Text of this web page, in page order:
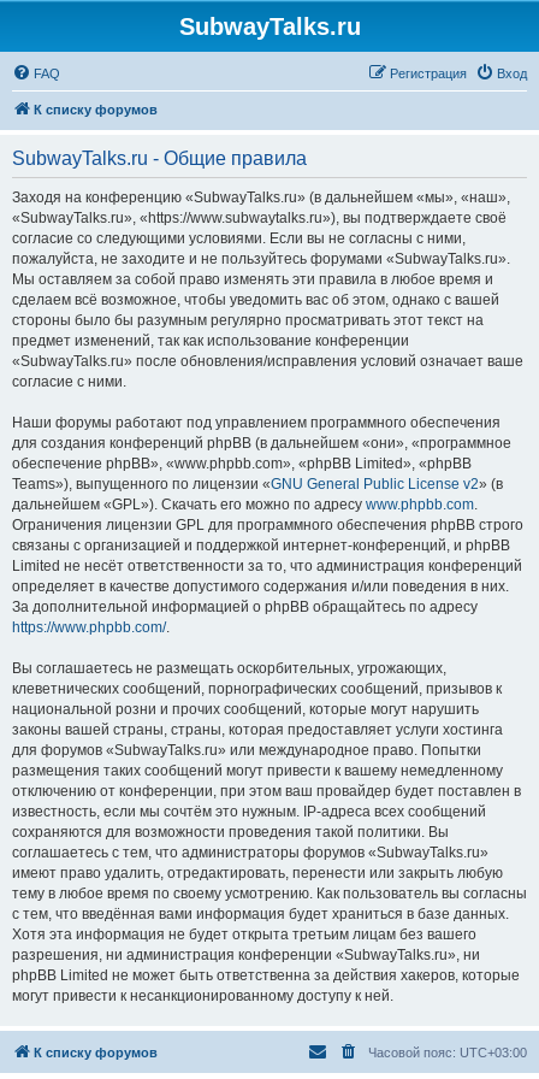
SubwayTalks.ru
FAQ Вход
Регистрация
К списку форумов
SubwayTalks.ru - Общие правила
Заходя на конференцию «SubwayTalks.ru» (в дальнейшем «мы», «наш»,
«SubwayTalks.ru», «https://www.subwaytalks.ru»), вы подтверждаете своё
согласие со следующими условиями. Если вы не согласны с ними,
пожалуйста, не заходите и не пользуйтесь форумами «SubwayTalks.ru».
Мы оставляем за собой право изменять эти правила в любое время и
сделаем всё возможное, чтобы уведомить вас об этом, однако с вашей
стороны было бы разумным регулярно просматривать этот текст на
предмет изменений, так как использование конференции
«SubwayTalks.ru» после обновления/исправления условий означает ваше
согласие с ними.
Наши форумы работают под управлением программного обеспечения
для создания конференций phpBB (в дальнейшем «они», «программное
обеспечение phpBB», «www.phpbb.com», «phpBB Limited», «phpBB
Teams»), выпущенного по лицензии «GNU General Public License v2» (в
дальнейшем «GPL»). Скачать его можно по адресу www.phpbb.com.
Ограничения лицензии GPL для программного обеспечения phpBB строго
связаны с организацией и поддержкой интернет-конференций, и phpBB
Limited не несёт ответственности за то, что администрация конференций
определяет в качестве допустимого содержания и/или поведения в них.
За дополнительной информацией о phpBB обращайтесь по адресу
https://www.phpbb.com/.
Вы соглашаетесь не размещать оскорбительных, угрожающих,
клеветнических сообщений, порнографических сообщений, призывов к
национальной розни и прочих сообщений, которые могут нарушить
законы вашей страны, страны, которая предоставляет услуги хостинга
для форумов «SubwayTalks.ru» или международное право. Попытки
размещения таких сообщений могут привести к вашему немедленному
отключению от конференции, при этом ваш провайдер будет поставлен в
известность, если мы сочтём это нужным. IP-адреса всех сообщений
сохраняются для возможности проведения такой политики. Вы
соглашаетесь с тем, что администраторы форумов «SubwayTalks.ru»
имеют право удалить, отредактировать, перенести или закрыть любую
тему в любое время по своему усмотрению. Как пользователь вы согласны
с тем, что введённая вами информация будет храниться в базе данных.
Хотя эта информация не будет открыта третьим лицам без вашего
разрешения, ни администрация конференции «SubwayTalks.ru», ни
phpBB Limited не может быть ответственна за действия хакеров, которые
могут привести к несанкционированному доступу к ней.
К списку форумов Часовой пояс: UTC+03:00